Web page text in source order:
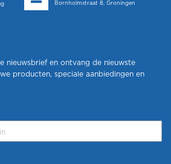
Bornholmstraat 8, Groningen
nieuwsbrief en ontvang de nieuwste
producten, speciale aanbiedingen en